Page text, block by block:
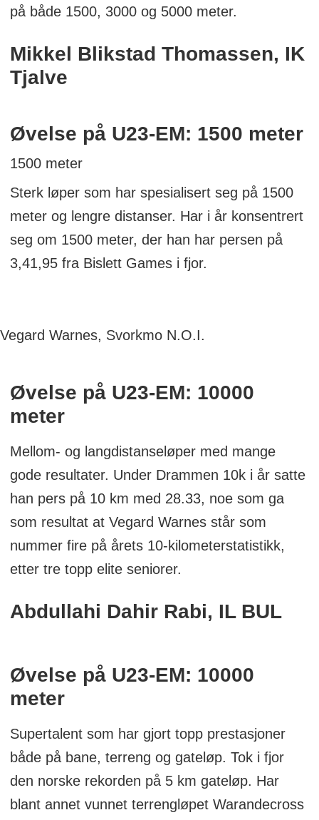
på både 1500, 3000 og 5000 meter.
Mikkel Blikstad Thomassen, IK
Tjalve
Øvelse på U23-EM: 1500 meter
1500 meter
Sterk løper som har spesialisert seg på 1500
meter og lengre distanser. Har i år konsentrert
seg om 1500 meter, der han har persen på
3,41,95 fra Bislett Games i fjor.
Vegard Warnes, Svorkmo N.O.I.
Øvelse på U23-EM: 10000
meter
Mellom- og langdistanseløper med mange
gode resultater. Under Drammen 10k i år satte
han pers på 10 km med 28.33, noe som ga
som resultat at Vegard Warnes står som
nummer fire på årets 10-kilometerstatistikk,
etter tre topp elite seniorer.
Abdullahi Dahir Rabi, IL BUL
Øvelse på U23-EM: 10000
meter
Supertalent som har gjort topp prestasjoner
både på bane, terreng og gateløp. Tok i fjor
den norske rekorden på 5 km gateløp. Har
blant annet vunnet terrengløpet Warandecross